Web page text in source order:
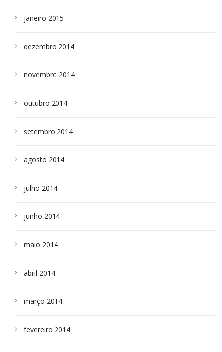
janeiro 2015
dezembro 2014
novembro 2014
outubro 2014
setembro 2014
agosto 2014
julho 2014
junho 2014
maio 2014
abril 2014
março 2014
fevereiro 2014